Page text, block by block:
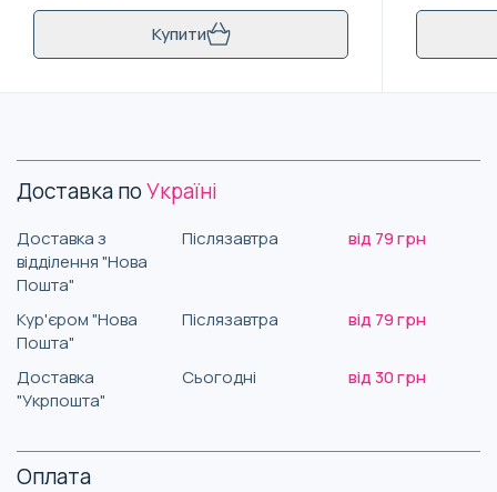
Купити
Доставка поУкраїні
Доставка з
відділення "Нова
Пошта"
Післязавтра від 79 грн
Кур'єром "Нова
Пошта"
Післязавтра від 79 грн
Доставка
"Укрпошта"
Сьогодні від 30 грн
Оплата